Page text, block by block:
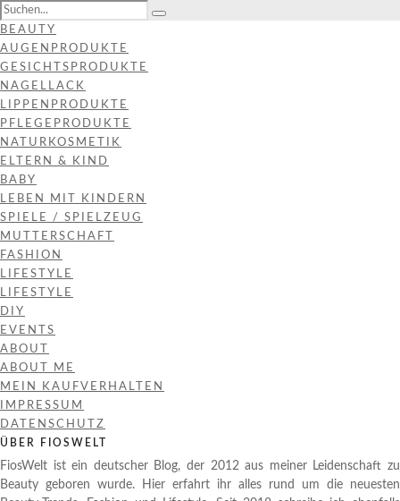
BEAUTY
AUGENPRODUKTE
GESICHTSPRODUKTE
NAGELLACK
LIPPENPRODUKTE
PFLEGEPRODUKTE
NATURKOSMETIK
ELTERN & KIND
BABY
LEBEN MIT KINDERN
SPIELE / SPIELZEUG
MUTTERSCHAFT
FASHION
LIFESTYLE
LIFESTYLE
DIY
EVENTS
ABOUT
ABOUT ME
MEIN KAUFVERHALTEN
IMPRESSUM
DATENSCHUTZ
ÜBER FIOSWELT
FiosWelt ist ein deutscher Blog, der 2012 aus meiner Leidenschaft zu
Beauty geboren wurde. Hier erfahrt ihr alles rund um die neuesten